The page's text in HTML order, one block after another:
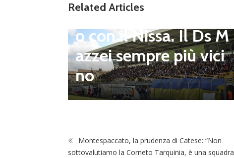
Related Articles
Balla accende il duell
o con il Nissa. Il Ds M
azzei sempre più vici
no
Montespaccato, la prudenza di Catese: “Non
sottovalutiamo la Corneto Tarquinia, è una squadra